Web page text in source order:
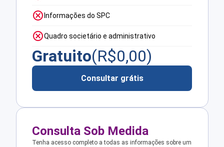
Informações do SPC
Quadro societário e administrativo
Gratuito(R$0,00)
Consultar grátis
Consulta Sob Medida
Tenha acesso completo a todas as informações sobre um